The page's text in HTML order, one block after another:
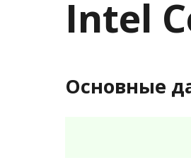
Intel
Основные